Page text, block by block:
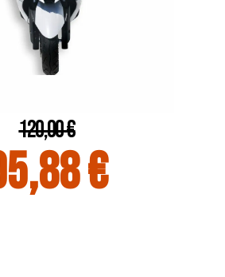
120,00 €
€